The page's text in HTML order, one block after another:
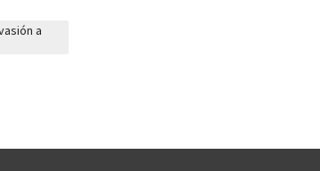
a